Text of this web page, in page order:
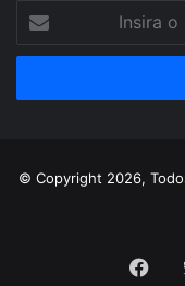
seu
de
© Copyright 2026,